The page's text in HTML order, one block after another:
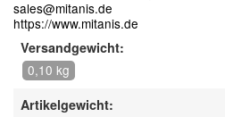
sales@mitanis.de
https://www.mitanis.de
Versandgewicht:
0,10 kg
Artikelgewicht: